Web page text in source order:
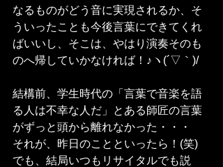
なるものがどう音に実現されるか、そ
ういったことも今後言葉にできてくれ
ばいいし、そこは、やはり演奏そのも
のへ帰していかなければ！♪ヽ(´▽｀)/
結構前、学生時代の「言葉で音楽を語
る人は不幸な人だ」とある師匠の言葉
がずっと頭から離れなかった・・・
それが、昨日のことといったら！(笑)
でも、結局いつもリサイタルでも説